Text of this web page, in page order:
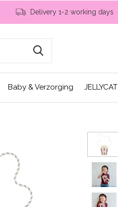
Baby & Verzorging JELLYCAT
Delivery 1-2 working days